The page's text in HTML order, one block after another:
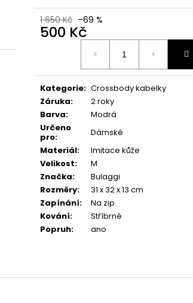
1 650 Kč –69 %
500 Kč
Kategorie: Crossbody kabelky
Záruka:
2 roky
Barva:
Modrá
Určeno
pro:
Dámské
Materiál:
Imitace kůže
Velikost:
M
Značka:
Bulaggi
Rozměry:
31 x 32 x 13 cm
Zapínání:
Na zip
Kování:
Stříbrné
Popruh: ano